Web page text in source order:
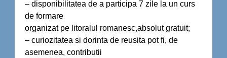
– disponibilitatea de a participa 7 zile la un curs
de formare
organizat pe litoralul romanesc,absolut gratuit;
– curiozitatea si dorinta de reusita pot fi, de
asemenea, contributii